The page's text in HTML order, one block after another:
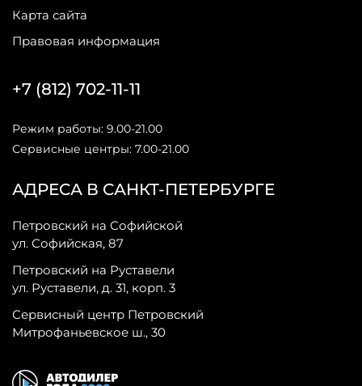
Карта сайта
Правовая информация
АДРЕСА В САНКТ-ПЕТЕРБУРГЕ
Петровский на Софийской
ул. Софийская, 87
Петровский на Руставели
ул. Руставели, д. 31, корп. 3
Сервисный центр Петровский
Митрофаньевское ш., 30
+7 (812) 702-11-11
Режим работы: 9.00-21.00
Сервисные центры: 7.00-21.00